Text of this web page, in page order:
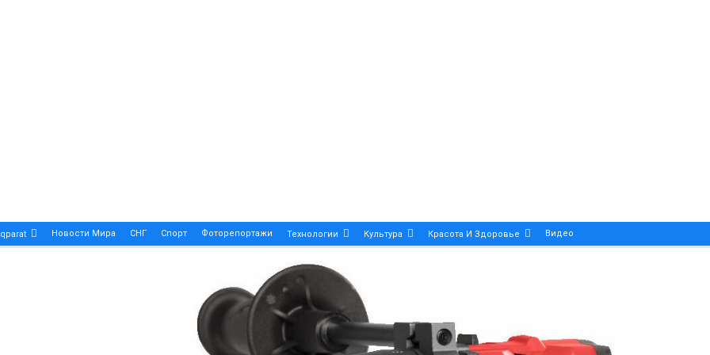
Новости Мира СНГ Спорт Фоторепортажи Технологии Культура Красота И Здоровье Видео
Patek Philippe Calatrava DATE – A True Symbol Of Elegance And Precision